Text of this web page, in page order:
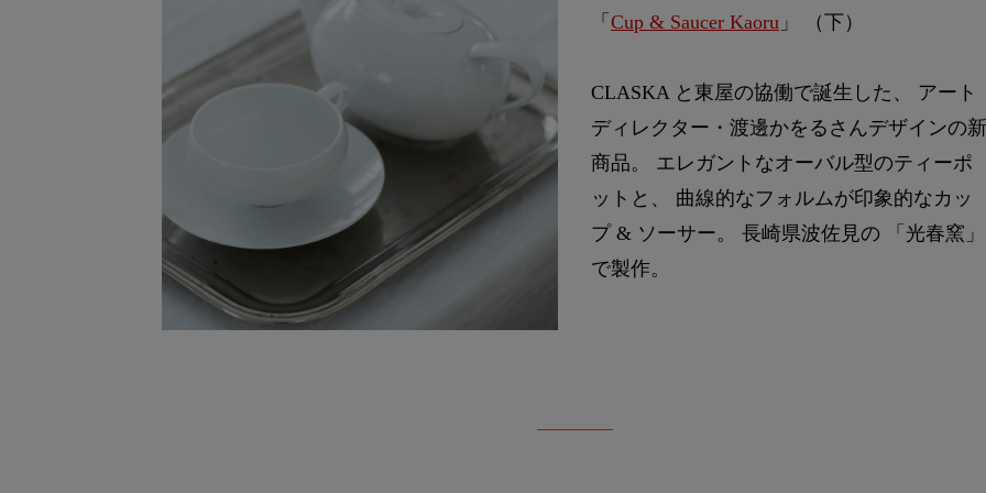
「 Cup & Saucer Kaoru 」 （下）
CLASKA と東屋の協働で誕生した、 アート
ディレクター・渡邊かをるさんデザインの新
商品。 エレガントなオーバル型のティーポ
ットと、 曲線的なフォルムが印象的なカッ
プ & ソーサー。 長崎県波佐見の 「光春窯」
で製作。